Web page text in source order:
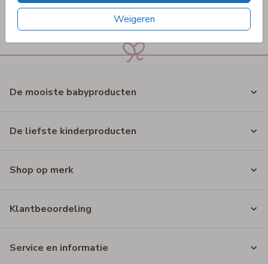
Weigeren
De mooiste babyproducten
De liefste kinderproducten
Shop op merk
Klantbeoordeling
Service en informatie